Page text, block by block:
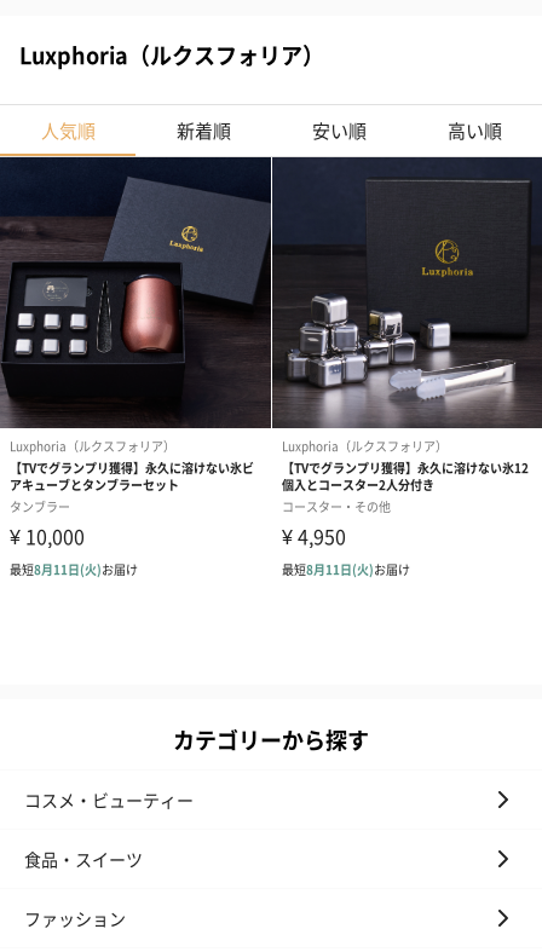
Luxphoria（ルクスフォリア）
人気順 新着順 安い順 高い順
カテゴリーから探す
コスメ・ビューティー
食品・スイーツ
ファッション